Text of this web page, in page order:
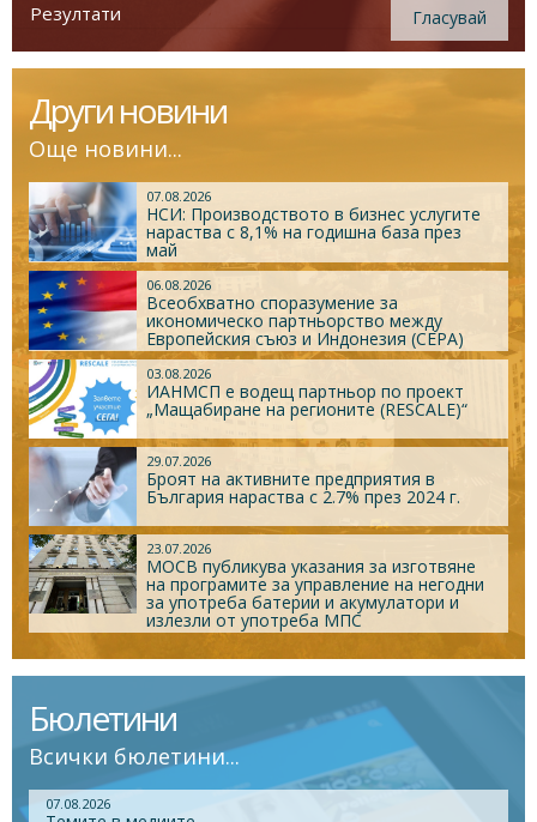
Резултати Гласувай
Други новини
Още новини...
07.08.2026
НСИ: Производството в бизнес услугите
нараства с 8,1% на годишна база през
май
06.08.2026
Всеобхватно споразумение за
икономическо партньорство между
Европейския съюз и Индонезия (CEPA)
03.08.2026
ИАНМСП е водещ партньор по проект
„Мащабиране на регионите (RESCALE)“
29.07.2026
Броят на активните предприятия в
България нараства с 2.7% през 2024 г.
23.07.2026
МОСВ публикува указания за изготвяне
на програмите за управление на негодни
за употреба батерии и акумулатори и
излезли от употреба МПС
Бюлетини
Всички бюлетини...
07.08.2026